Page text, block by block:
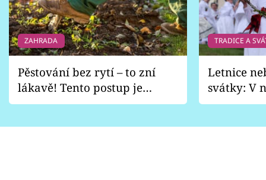
ZAHRADA
Pěstování bez rytí – to zní
lákavě! Tento postup je
vhodný jen pro některé
TRADICE A
Letnice
svátky: V
pondělí